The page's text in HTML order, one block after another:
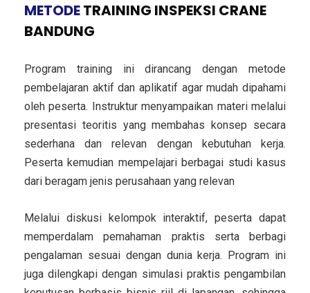
METODETRAINING INSPEKSI CRANE
BANDUNG
Program training ini dirancang dengan metode
pembelajaran aktif dan aplikatif agar mudah dipahami
oleh peserta. Instruktur menyampaikan materi melalui
presentasi teoritis yang membahas konsep secara
sederhana dan relevan dengan kebutuhan kerja.
Peserta kemudian mempelajari berbagai studi kasus
dari beragam jenis perusahaan yang relevan
Melalui diskusi kelompok interaktif, peserta dapat
memperdalam pemahaman praktis serta berbagi
pengalaman sesuai dengan dunia kerja. Program ini
juga dilengkapi dengan simulasi praktis pengambilan